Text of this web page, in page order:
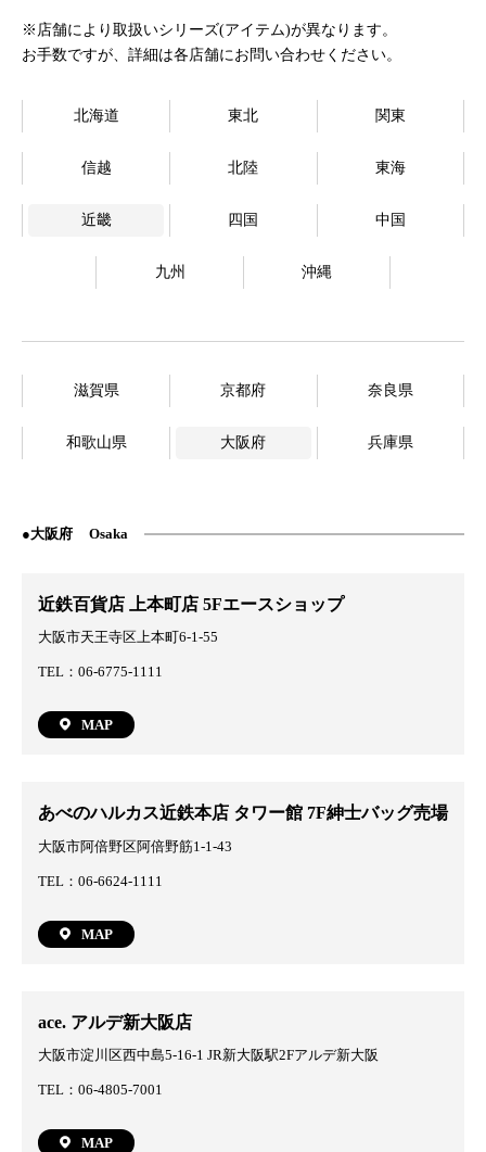
※店舗により取扱いシリーズ(アイテム)が異なります。
お手数ですが、詳細は各店舗にお問い合わせください。
北海道 東北 関東
信越 北陸 東海
近畿 四国 中国
九州 沖縄
滋賀県 京都府 奈良県
和歌山県 大阪府 兵庫県
大阪府 Osaka
近鉄百貨店 上本町店 5Fエースショップ
大阪市天王寺区上本町6-1-55
TEL：06-6775-1111
MAP
あべのハルカス近鉄本店 タワー館 7F紳士バッグ売場
大阪市阿倍野区阿倍野筋1-1-43
TEL：06-6624-1111
MAP
ace. アルデ新大阪店
大阪市淀川区西中島5-16-1 JR新大阪駅2Fアルデ新大阪
TEL：06-4805-7001
MAP